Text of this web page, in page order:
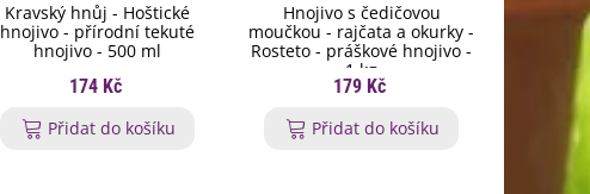
Kravský hnůj - Hoštické
hnojivo - přírodní tekuté
hnojivo - 500 ml
174 Kč
Přidat do košíku
Hnojivo s čedičovou
moučkou - rajčata a okurky -
Rosteto - práškové hnojivo -
1 kg
179 Kč
Přidat do košíku